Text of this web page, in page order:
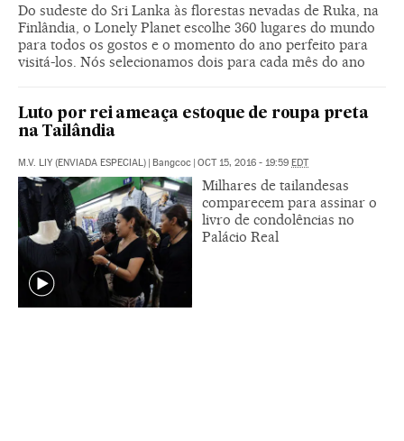
Do sudeste do Sri Lanka às florestas nevadas de Ruka, na
Finlândia, o Lonely Planet escolhe 360 lugares do mundo
para todos os gostos e o momento do ano perfeito para
visitá-los. Nós selecionamos dois para cada mês do ano
Luto por rei ameaça estoque de roupa preta
na Tailândia
M.V. LIY (ENVIADA ESPECIAL) | Bangcoc | OCT 15, 2016 - 19:59 EDT
Milhares de tailandesas
comparecem para assinar o
livro de condolências no
Palácio Real